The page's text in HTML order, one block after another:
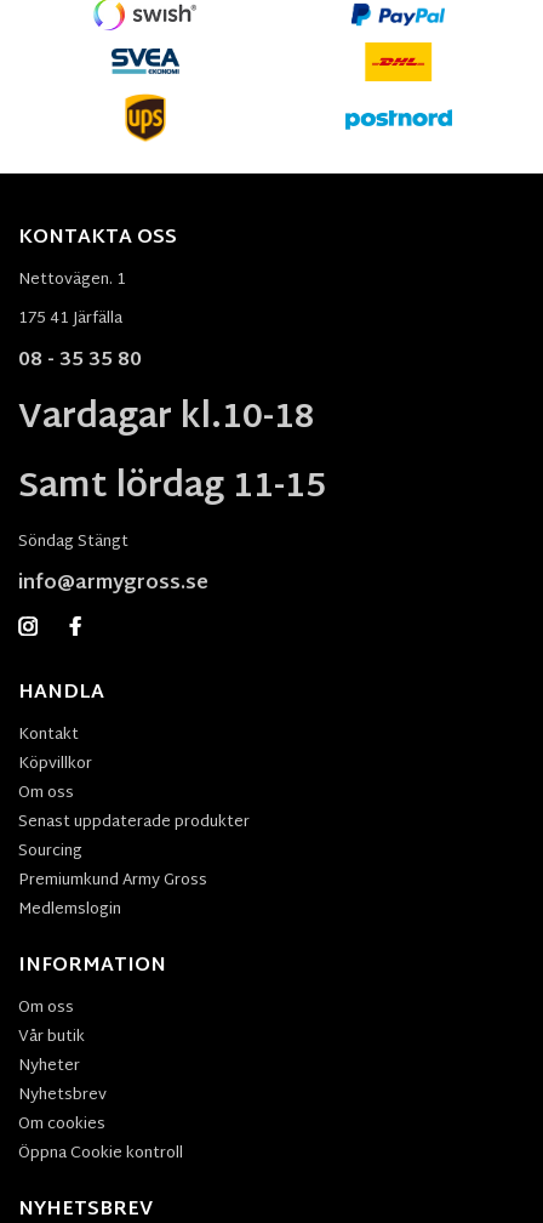
KONTAKTA OSS
Nettovägen. 1
175 41 Järfälla
08 - 35 35 80
Vardagar kl.10-18
Samt lördag 11-15
Söndag Stängt
info@armygross.se
HANDLA
Kontakt
Köpvillkor
Om oss
Senast uppdaterade produkter
Sourcing
Premiumkund Army Gross
Medlemslogin
INFORMATION
Om oss
Vår butik
Nyheter
Nyhetsbrev
Om cookies
Öppna Cookie kontroll
NYHETSBREV